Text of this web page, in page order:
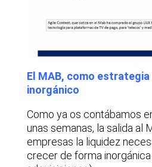
El MAB, como
inorgánico
Como ya os contábamos
unas semanas, la salida al
empresas la liquidez
crecer de forma